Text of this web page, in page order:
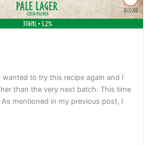
wanted to try this recipe again and I
than the very next batch. This time
mentioned in my previous post, I